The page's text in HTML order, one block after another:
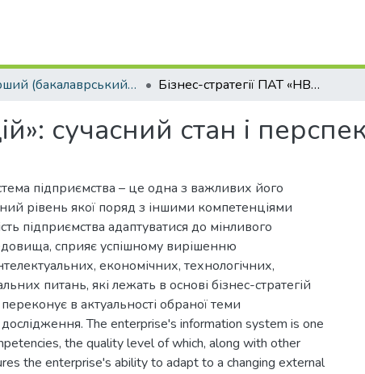
Перший (бакалаврський) рівень Бізнес-стратегії ПАТ «НВП «Радій»: сучасний стан і перспективи
сучасний стан і
підприємства – це одна з важливих його
рівень якої поряд з іншими компетенціями
підприємства адаптуватися до мінливого
сприяє успішному вирішенню
економічних, технологічних,
питань, які лежать в основі бізнес-стратегій
в актуальності обраної теми
дослідження. The enterprise's information system is one
the quality level of which, along with other
the enterprise's ability to adapt to a changing external